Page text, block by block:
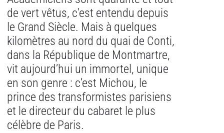
de vert vêtus, c’est entendu depuis
le Grand Siècle. Mais à quelques
kilomètres au nord du quai de Conti,
dans la République de Montmartre,
vit aujourd’hui un immortel, unique
en son genre : c’est Michou, le
prince des transformistes parisiens
et le directeur du cabaret le plus
célèbre de Paris.